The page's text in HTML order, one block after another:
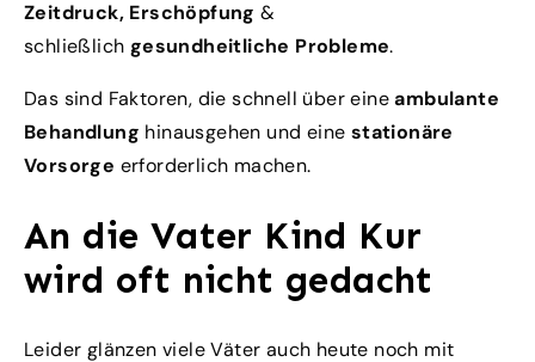
Zeitdruck, Erschöpfung &
schließlich gesundheitliche Probleme.
Das sind Faktoren, die schnell über eineambulante
Behandlung hinausgehen und eine stationäre
Vorsorge erforderlich machen.
An die Vater Kind Kur
wird oft nicht gedacht
Leider glänzen viele Väter auch heute noch mit